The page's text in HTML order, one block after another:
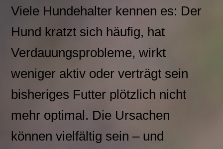
Viele Hundehalter kennen es: Der
Hund kratzt sich häufig, hat
Verdauungsprobleme, wirkt
weniger aktiv oder verträgt sein
bisheriges Futter plötzlich nicht
mehr optimal. Die Ursachen
können vielfältig sein – und